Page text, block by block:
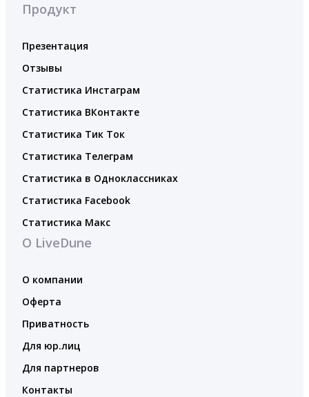
Продукт
Презентация
Отзывы
Статистика Инстаграм
Статистика ВКонтакте
Статистика Тик Ток
Статистика Телеграм
Статистика в Одноклассниках
Статистика Facebook
Статистика Макс
О LiveDune
О компании
Оферта
Приватность
Для юр.лиц
Для партнеров
Контакты